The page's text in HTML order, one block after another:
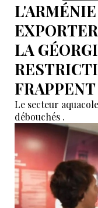
LA
Le secteur
débouchés .